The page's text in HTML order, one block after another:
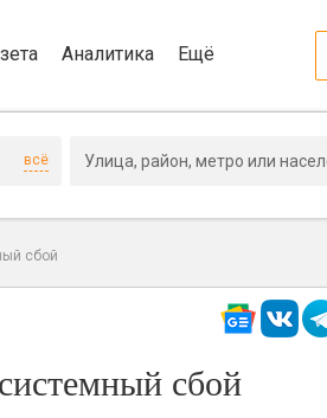
Аналитика Ещё
всё
сбой
сбой